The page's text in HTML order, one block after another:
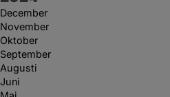
December
November
Oktober
September
Augusti
Juni